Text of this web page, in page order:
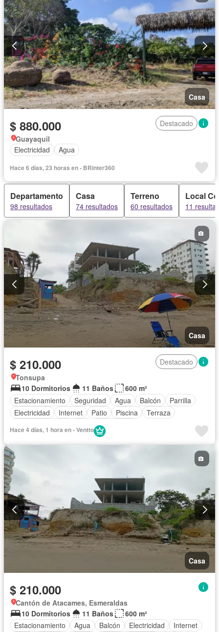
Casa
$ 880.000
Destacado
Guayaquil
Electricidad
Agua
Hace 6 días, 23 horas en - BRinter360
Departamento
98 resultados
Casa
74 resultados
Terreno
60 resultados
Local
11
Casa
$ 210.000
Destacado
Tonsupa
10 Dormitorios
11 Baños
600 m²
Estacionamiento
Seguridad Agua Balcón
Parrilla
Electricidad
Internet Patio Piscina
Terraza
Sin amoblar
Hace 4 días, 1 hora en - Ventto
Casa
$ 210.000
Cantón de Atacames, Esmeraldas
10 Dormitorios
11 Baños
600 m²
Estacionamiento
Agua Balcón Electricidad
Internet